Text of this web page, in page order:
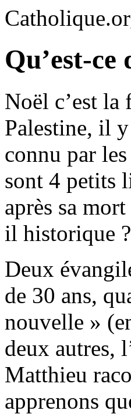
Qu’est-ce
Noël c’est la
Palestine, il
connu par
sont 4 petits
après sa
il historique
Deux
de 30 ans,
nouvelle »
deux autres,
Matthieu
apprenons